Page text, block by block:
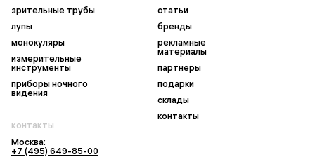
зрительные трубы
лупы
монокуляры
измерительные
инструменты
приборы ночного
видения
статьи
бренды
рекламные
материалы
партнеры
подарки
склады
контакты
контакты
Москва:
+7 (495) 649-85-00